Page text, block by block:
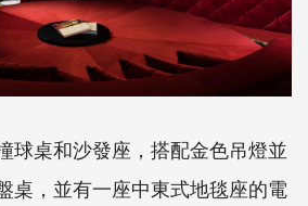
球桌和沙發座，搭配金色吊燈並
桌，並有一座中東式地毯座的電